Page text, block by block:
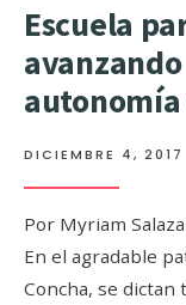
Escuela
DICIEMBRE 4, 2017
Por Myriam
En el agradable
Concha, se dictan